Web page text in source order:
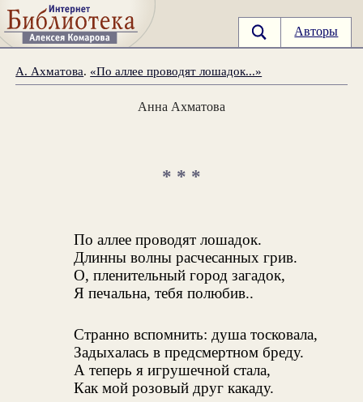
Авторы
А. Ахматова. «По аллее проводят лошадок...»
Анна Ахматова
* * *
По аллее проводят лошадок.
Длинны волны расчесанных грив.
О, пленительный город загадок,
Я печальна, тебя полюбив..
Странно вспомнить: душа тосковала,
Задыхалась в предсмертном бреду.
А теперь я игрушечной стала,
Как мой розовый друг какаду.